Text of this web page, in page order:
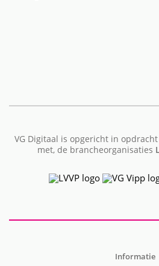
VG Digitaal is opgericht in
met, de brancheorganisaties
Informatie